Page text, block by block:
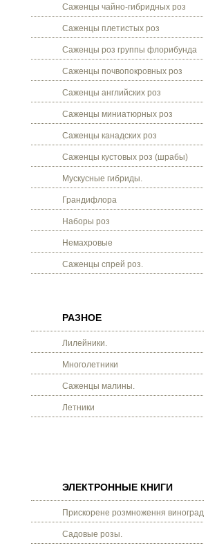
Саженцы чайно-гибридных роз
Саженцы плетистых роз
Саженцы роз группы флорибунда
Саженцы почвопокровных роз
Саженцы английских роз
Саженцы миниатюрных роз
Саженцы канадских роз
Саженцы кустовых роз (шрабы)
Мускусные гибриды.
Грандифлора
Наборы роз
Немахровые
Саженцы спрей роз.
РАЗНОЕ
Лилейники.
Многолетники
Саженцы малины.
Летники
ЭЛЕКТРОННЫЕ КНИГИ
Прискорене розмноження винограду.
Садовые розы.